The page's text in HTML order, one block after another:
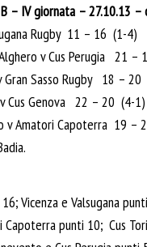
– IV giornata – 27.10.13 –
Rugby 11 – 16 (1-4)
v Cus Perugia 21 –
Gran Sasso Rugby 18 –
v Cus Genova 22 – 20 (4-1)
v Amatori Capoterra 19 –
Vicenza e Valsugana
Capoterra punti 10; Cus